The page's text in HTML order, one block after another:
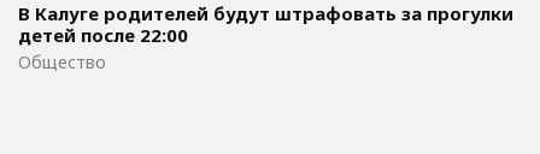
В Калуге родителей будут штрафовать за прогулки
детей после 22:00
Общество